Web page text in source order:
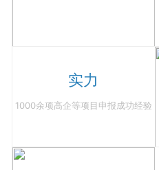
实力
1000余项高企等项目申报成功经验